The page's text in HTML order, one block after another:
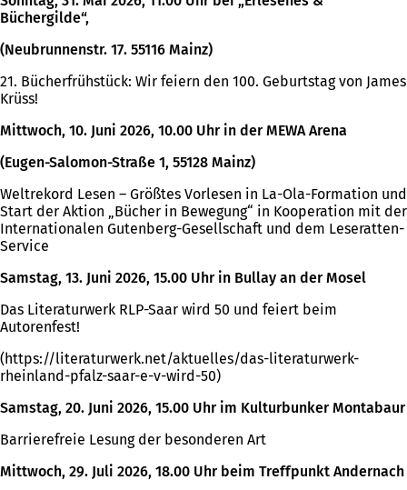
Büchergilde“,
(Neubrunnenstr. 17. 55116 Mainz)
21. Bücherfrühstück: Wir feiern den 100. Geburtstag von James
Krüss!
Mittwoch, 10. Juni 2026, 10.00 Uhr in der MEWA Arena
(Eugen-Salomon-Straße 1, 55128 Mainz)
Weltrekord Lesen – Größtes Vorlesen in La-Ola-Formation und
Start der Aktion „Bücher in Bewegung“ in Kooperation mit der
Internationalen Gutenberg-Gesellschaft und dem Leseratten-
Service
Samstag, 13. Juni 2026, 15.00 Uhr in Bullay an der Mosel
Das Literaturwerk RLP-Saar wird 50 und feiert beim
Autorenfest!
(https://literaturwerk.net/aktuelles/das-literaturwerk-
rheinland-pfalz-saar-e-v-wird-50)
Samstag, 20. Juni 2026, 15.00 Uhr im Kulturbunker Montabaur
Barrierefreie Lesung der besonderen Art
Mittwoch, 29. Juli 2026, 18.00 Uhr beim Treffpunkt Andernach